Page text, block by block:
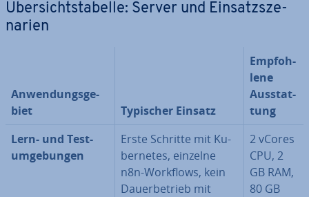
Über­sichts­ta­bel­le: Server und Ein­satz­sze­
na­ri­en
An­wen­dungs­ge­
biet
Typischer Einsatz
Emp­foh­
le­ne
Aus­stat­
tung
Lern- und Test­
um­ge­bun­gen
Erste Schritte mit Ku­
ber­netes, einzelne
n8n-Workflows, kein
Dau­er­be­trieb mit
2 vCores
CPU, 2
GB RAM,
80 GB